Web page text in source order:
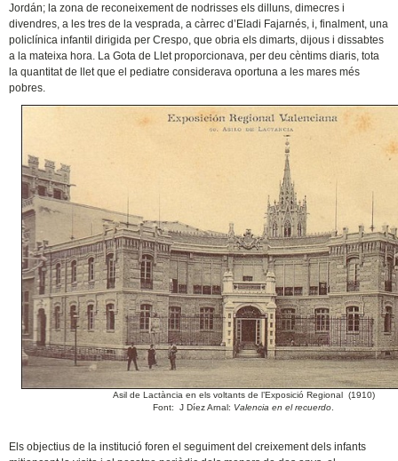
Jordán; la zona de reconeixement de nodrisses els dilluns, dimecres i
divendres, a les tres de la vesprada, a càrrec d’Eladi Fajarnés, i, finalment, una
policlínica infantil dirigida per Crespo, que obria els dimarts, dijous i dissabtes
a la mateixa hora. La Gota de Llet proporcionava, per deu cèntims diaris, tota
la quantitat de llet que el pediatre considerava oportuna a les mares més
pobres.
Asil de Lactància en els voltants de l’Exposició Regional (1910)
Font: J Díez Arnal: Valencia en el recuerdo.
Els objectius de la institució foren el seguiment del creixement dels infants